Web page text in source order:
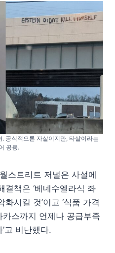
공식적으론 자살이지만, 타살이라는
공용.
스트리트 저널은 사설에
결책은 ‘베네수엘라식 좌
시킬 것’이고 ‘식품 가격
스까지 언제나 공급부족
고 비난했다.